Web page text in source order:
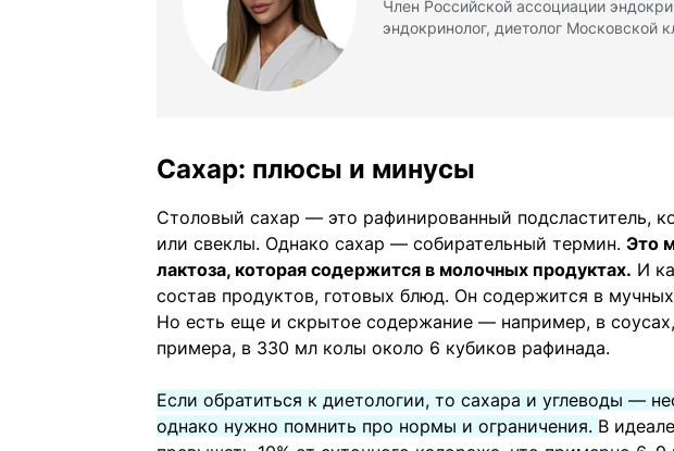
Член Российской ассоциации
эндокринолог, диетолог Московской
Сахар: плюсы и минусы
Столовый сахар — это рафинированный подсластитель,
или свеклы. Однако сахар — собирательный термин. Это
лактоза, которая содержится в молочных продуктах. И
состав продуктов, готовых блюд. Он содержится в
Но есть еще и скрытое содержание — например, в
примера, в 330 мл колы около 6 кубиков рафинада.
Если обратиться к диетологии, то сахара и углеводы —
однако нужно помнить про нормы и ограничения. В